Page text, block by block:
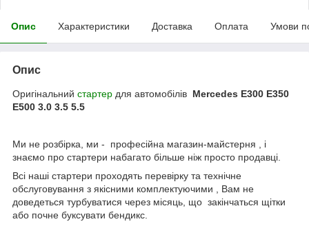
Опис Характеристики Доставка Оплата Умови
Опис
Оригінальний стартер для автомобілів Mercedes Е300 Е350
Е500 3.0 3.5 5.5
Ми не розбірка, ми - професійна магазин-майстерня , і
знаємо про стартери набагато більше ніж просто продавці.
Всі наші стартери проходять перевірку та технічне
обслуговування з якісними комплектуючими , Вам не
доведеться турбуватися через місяць, що закінчаться щітки
або почне буксувати бендикс.